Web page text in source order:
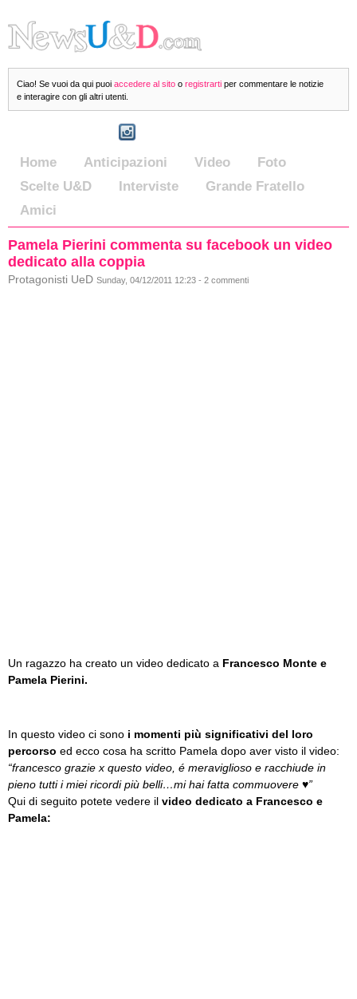
Ciao! Se vuoi da qui puoi accedere al sito o registrarti per commentare le notizie
e interagire con gli altri utenti.
Home Anticipazioni Video
Foto
Scelte U&D
Interviste
Grande Fratello
Amici
Pamela Pierini commenta su facebook un video
dedicato alla coppia
Protagonisti UeD Sunday, 04/12/2011 12:23 - 2 commenti
Un ragazzo ha creato un video dedicato a Francesco Monte e
Pamela Pierini.
In questo video ci sono i momenti più significativi del loro
percorso ed ecco cosa ha scritto Pamela dopo aver visto il video:
“francesco grazie x questo video, é meraviglioso e racchiude in
pieno tutti i miei ricordi più belli…mi hai fatta commuovere ♥”
Qui di seguito potete vedere il video dedicato a Francesco e
Pamela: